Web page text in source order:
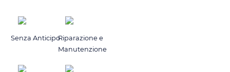
Senza AnticipoRiparazione e
Manutenzione